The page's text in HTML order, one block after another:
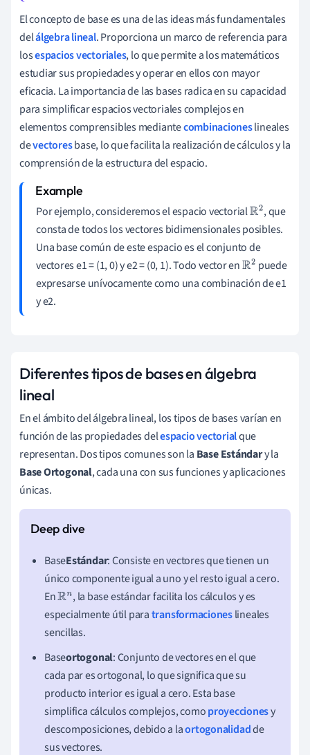
El concepto de base es una de las ideas más fundamentales
delálgebra lineal. Proporciona un marco de referencia para
losespacios vectoriales, lo que permite a los matemáticos
estudiar sus propiedades y operar en ellos con mayor
eficacia. La importancia de las bases radica en su capacidad
para simplificar espacios vectoriales complejos en
elementos comprensibles mediantecombinacioneslineales
devectoresbase, lo que facilita la realización de cálculos y la
comprensión de la estructura del espacio.
Por ejemplo, consideremos el espacio vectorialR2 , que
consta de todos los vectores bidimensionales posibles.
Una base común de este espacio es el conjunto de
vectores e1 = (1, 0) y e2 = (0, 1). Todo vector enR2 puede
expresarse unívocamente como una combinación de e1
y e2.
Diferentes tipos de bases en álgebra
lineal
En el ámbito del álgebra lineal, los tipos de bases varían en
función de las propiedades delespacio vectorialque
representan. Dos tipos comunes son la Base Estándary la
Base Ortogonal, cada una con sus funciones y aplicaciones
únicas.
BaseEstándar: Consiste en vectores que tienen un
único componente igual a uno y el resto igual a cero.
EnRn , la base estándar facilita los cálculos y es
especialmente útil paratransformacioneslineales
sencillas.
Baseortogonal: Conjunto de vectores en el que
cada par es ortogonal, lo que significa que su
producto interior es igual a cero. Esta base
simplifica cálculos complejos, comoproyeccionesy
descomposiciones, debido a laortogonalidadde
sus vectores.